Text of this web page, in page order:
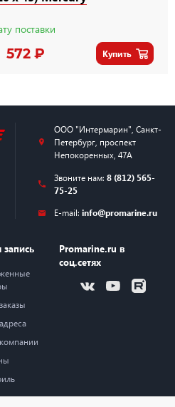
поставки
572 ₽ Купить
ООО "Интермарин" Санкт-
Петербург, проспект
Непокоренных, 47А
Звоните нам: 8 (812) 565-
75-25
E-mail: info@promarine.ru
запись
Promarine.ru в
соц.сетях